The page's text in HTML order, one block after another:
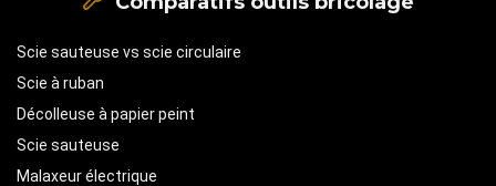
Scie sauteuse vs scie circulaire
Scie à ruban
Décolleuse à papier peint
Scie sauteuse
Malaxeur électrique